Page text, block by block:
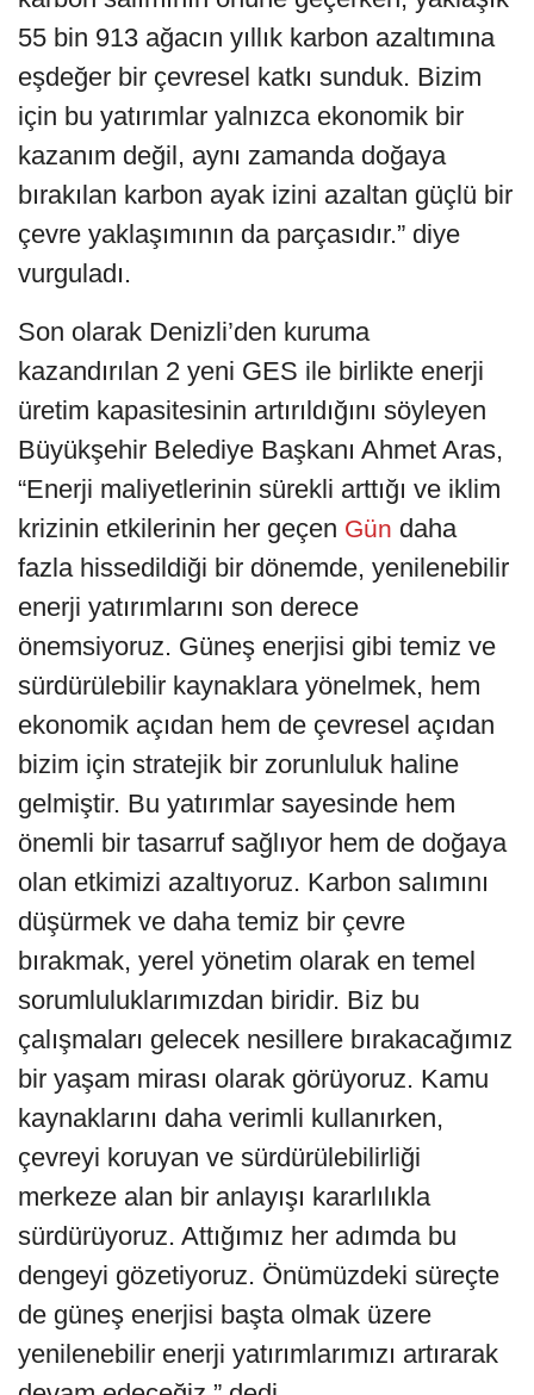
55 bin 913 ağacın yıllık karbon azaltımına
eşdeğer bir çevresel katkı sunduk. Bizim
için bu yatırımlar yalnızca ekonomik bir
kazanım değil, aynı zamanda doğaya
bırakılan karbon ayak izini azaltan güçlü bir
çevre yaklaşımının da parçasıdır.” diye
vurguladı.
Son olarak Denizli’den kuruma
kazandırılan 2 yeni GES ile birlikte enerji
üretim kapasitesinin artırıldığını söyleyen
Büyükşehir Belediye Başkanı Ahmet Aras,
“Enerji maliyetlerinin sürekli arttığı ve iklim
krizinin etkilerinin her geçen Gün daha
fazla hissedildiği bir dönemde, yenilenebilir
enerji yatırımlarını son derece
önemsiyoruz. Güneş enerjisi gibi temiz ve
sürdürülebilir kaynaklara yönelmek, hem
ekonomik açıdan hem de çevresel açıdan
bizim için stratejik bir zorunluluk haline
gelmiştir. Bu yatırımlar sayesinde hem
önemli bir tasarruf sağlıyor hem de doğaya
olan etkimizi azaltıyoruz. Karbon salımını
düşürmek ve daha temiz bir çevre
bırakmak, yerel yönetim olarak en temel
sorumluluklarımızdan biridir. Biz bu
çalışmaları gelecek nesillere bırakacağımız
bir yaşam mirası olarak görüyoruz. Kamu
kaynaklarını daha verimli kullanırken,
çevreyi koruyan ve sürdürülebilirliği
merkeze alan bir anlayışı kararlılıkla
sürdürüyoruz. Attığımız her adımda bu
dengeyi gözetiyoruz. Önümüzdeki süreçte
de güneş enerjisi başta olmak üzere
yenilenebilir enerji yatırımlarımızı artırarak